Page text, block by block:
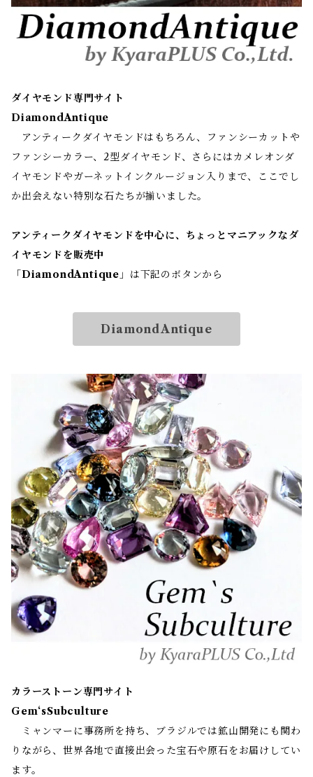
ダイヤモンド専門サイト
DiamondAntique
アンティークダイヤモンドはもちろん、ファンシーカットや
ファンシーカラー、2型ダイヤモンド、さらにはカメレオンダ
イヤモンドやガーネットインクルージョン入りまで、ここでし
か出会えない特別な石たちが揃いました。
アンティークダイヤモンドを中心に、ちょっとマニアックなダ
イヤモンドを販売中
「DiamondAntique 」は下記のボタンから
DiamondAntique
カラーストーン専門サイト
Gem‘sSubculture
ミャンマーに事務所を持ち、ブラジルでは鉱山開発にも関わ
りながら、世界各地で直接出会った宝石や原石をお届けしてい
ます。